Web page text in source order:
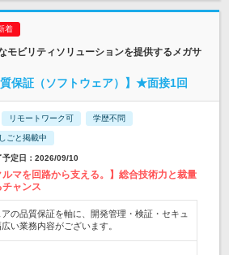
モビリティソリューションを提供するメガサ
保証（ソフトウェア）】★面接1回
リモートワーク可 学歴不問
ごと掲載中
定日：2026/09/10
ルマを回路から支える。】総合技術力と裁量
ャンス
の品質保証を軸に、開発管理・検証・セキュ
い業務内容がございます。